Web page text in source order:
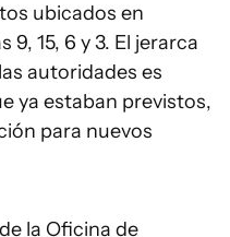
ubicados en
15, 6 y 3. El jerarca
autoridades es
ya estaban previstos,
para nuevos
la Oficina de